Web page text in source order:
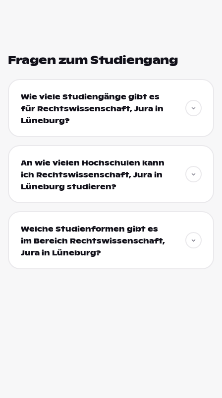
Fragen zum Studiengang
Wie viele Studiengänge gibt es
für Rechtswissenschaft, Jura in
Lüneburg?
An wie vielen Hochschulen kann
ich Rechtswissenschaft, Jura in
Lüneburg studieren?
Welche Studienformen gibt es
im Bereich Rechtswissenschaft,
Jura in Lüneburg?